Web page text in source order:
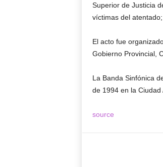
Superior de Justicia
víctimas del
El acto fue
Gobierno Provincial,
La Banda Sinfónica
de 1994 en la Ciudad
source